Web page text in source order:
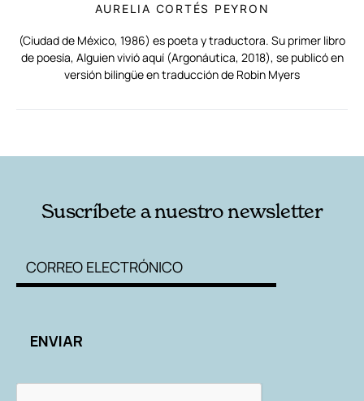
AURELIA CORTÉS PEYRON
(Ciudad de México, 1986) es poeta y traductora. Su primer libro
de poesía, Alguien vivió aquí (Argonáutica, 2018), se publicó en
versión bilingüe en traducción de Robin Myers
Suscríbete a nuestro newsletter